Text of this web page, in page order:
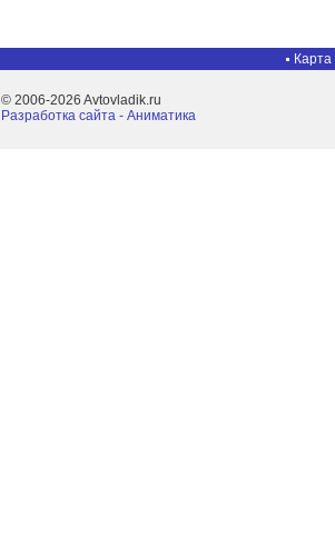
Карта
© 2006-2026 Avtovladik.ru
Разработка сайта - Aниматика